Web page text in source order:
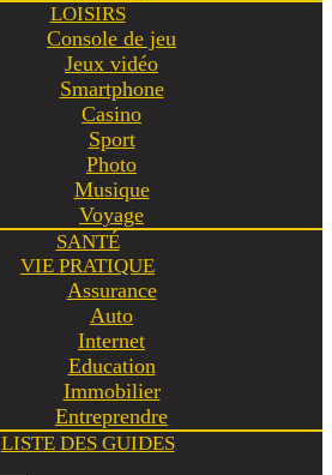
LOISIRS
Console de jeu
Jeux vidéo
Smartphone
Casino
Sport
Photo
Musique
Voyage
SANTÉ
VIE PRATIQUE
Assurance
Auto
Internet
Education
Immobilier
Entreprendre
LISTE DES GUIDES